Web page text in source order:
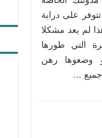
على دراية
لم يعد مشكلا
التي طورها
وضعوها رهن
جميع …